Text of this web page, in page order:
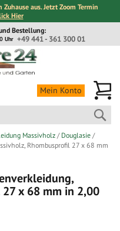
aus. Jetzt Zoom Termin
Hier
Bestellung:
+49 441 - 361 300 01
Uhr
Mein Konto
Massivholz
Douglasie
Rhombusprofil 27 x 68 mm
x 68 mm in 2,00